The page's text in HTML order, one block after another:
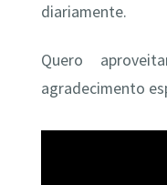
diariamente.
Quero
agradecimento